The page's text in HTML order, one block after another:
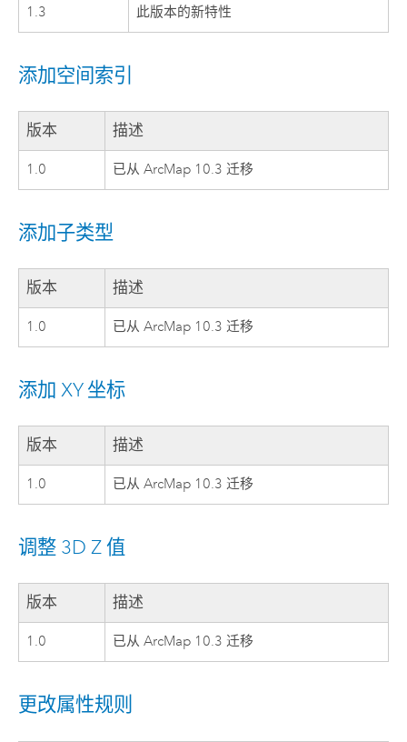
1.3 此版本的新特性
添加空间索引
版本 描述
1.0 已从 ArcMap 10.3 迁移
添加子类型
版本 描述
1.0 已从 ArcMap 10.3 迁移
添加 XY 坐标
版本 描述
1.0 已从 ArcMap 10.3 迁移
调整 3D Z 值
版本 描述
1.0 已从 ArcMap 10.3 迁移
更改属性规则